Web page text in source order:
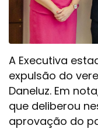
A Executiva
expulsão do
Daneluz. Em
que deliberou
aprovação do